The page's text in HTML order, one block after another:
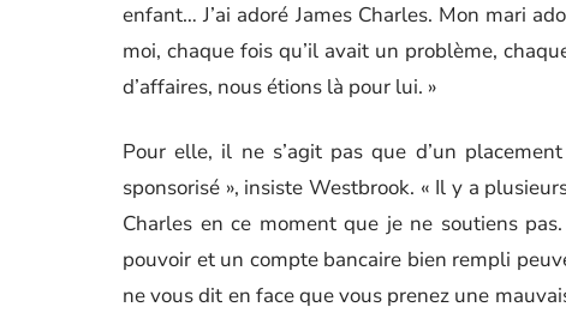
enfant… J’ai adoré James Charles. Mon mari
moi, chaque fois qu’il avait un problème,
d’affaires, nous étions là pour lui. »
Pour elle, il ne s’agit pas que d’un
sponsorisé », insiste Westbrook. « Il y a
Charles en ce moment que je ne soutiens
pouvoir et un compte bancaire bien rempli
ne vous dit en face que vous prenez une